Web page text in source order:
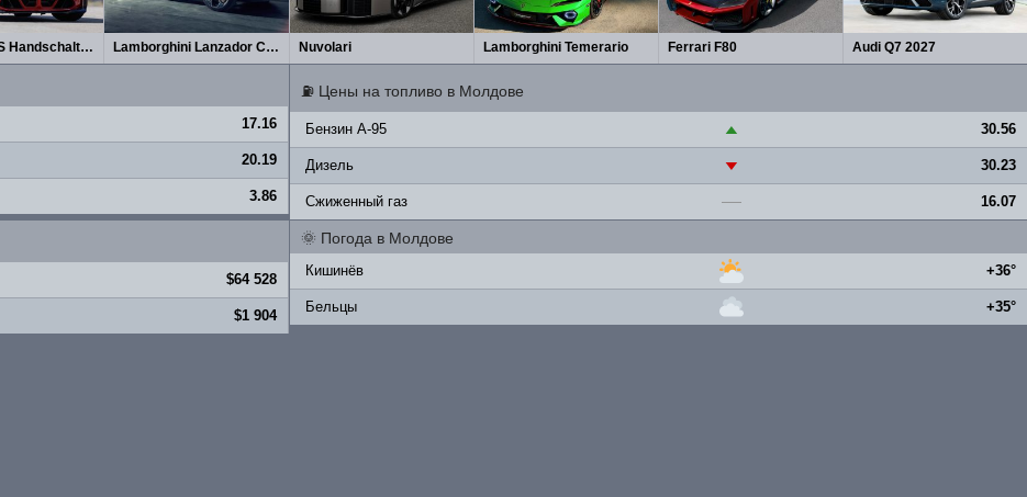
BMW M3 CS Handschalter (2027) Lamborghini Lanzador Concept 2026 Nuvolari Lamborghini Temerario Ferrari F80 Audi Q7 2027
17.16
20.19
3.86
⛽ Цены на топливо в Молдове
Бензин A-95 ▲ 30.56
Дизель ▼ 30.23
Сжиженный газ — 16.07
$64 528
$1 904
🌞 Погода в Молдове
Кишинёв +36°
Бельцы +35°